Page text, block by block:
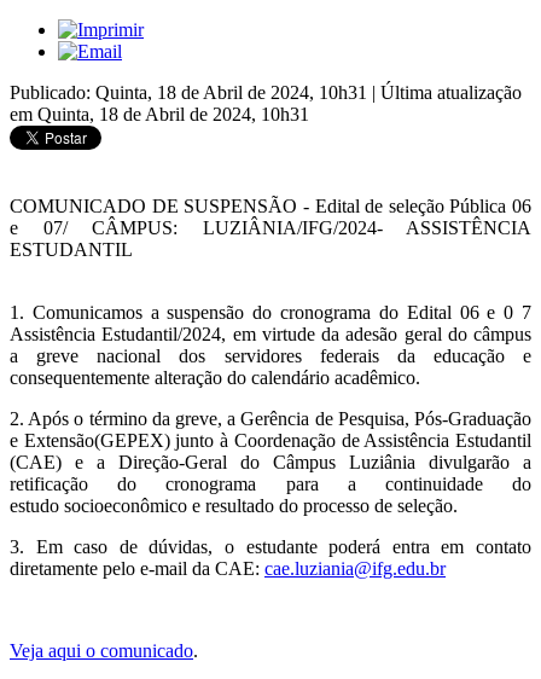
Publicado: Quinta, 18 de Abril de 2024, 10h31 | Última atualização
em Quinta, 18 de Abril de 2024, 10h31
COMUNICADO DE SUSPENSÃO - Edital de seleção Pública 06
e 07/ CÂMPUS: LUZIÂNIA/IFG/2024- ASSISTÊNCIA
ESTUDANTIL
1. Comunicamos a suspensão do cronograma do Edital 06 e 0 7
Assistência Estudantil/2024, em virtude da adesão geral do câmpus
a greve nacional dos servidores federais da educação e
consequentemente alteração do calendário acadêmico.
2. Após o término da greve, a Gerência de Pesquisa, Pós-Graduação
e Extensão(GEPEX) junto à Coordenação de Assistência Estudantil
(CAE) e a Direção-Geral do Câmpus Luziânia divulgarão a
retificação do cronograma para a continuidade do
estudo socioeconômico e resultado do processo de seleção.
3. Em caso de dúvidas, o estudante poderá entra em contato
diretamente pelo e-mail da CAE: cae.luziania@ifg.edu.br
Veja aqui o comunicado.